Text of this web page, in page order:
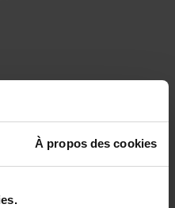
À propos des cookies
Pur